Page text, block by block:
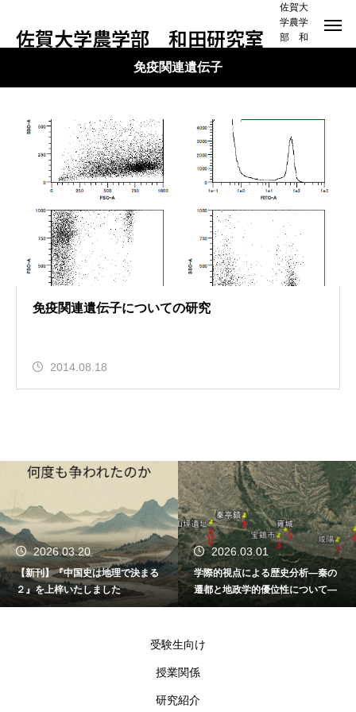
佐賀大学農学部 和田研究室
佐賀大
学農学
部 和
免疫関連遺伝子
免疫関連遺伝子についての研究
2014.08.18
2026.03.20
【新刊】『中国史は地理で決まる
２』を上梓いたしました
2026.03.01
学際的視点による歴史分析―秦の
遷都と地政学的優位性について―
受験生向け
授業関係
研究紹介